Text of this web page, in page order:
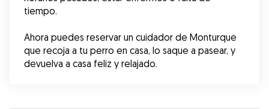
tiempo.
Ahora puedes reservar un cuidador de Monturque
que recoja a tu perro en casa, lo saque a pasear, y
devuelva a casa feliz y relajado.